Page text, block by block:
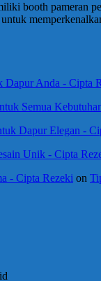
booth pameran
Dapur Anda - Cipta
Semua
Dapur Elegan -
Unik - Cipta
- Cipta Rezeki on